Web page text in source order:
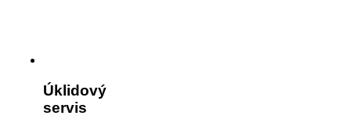
Úklidový
servis